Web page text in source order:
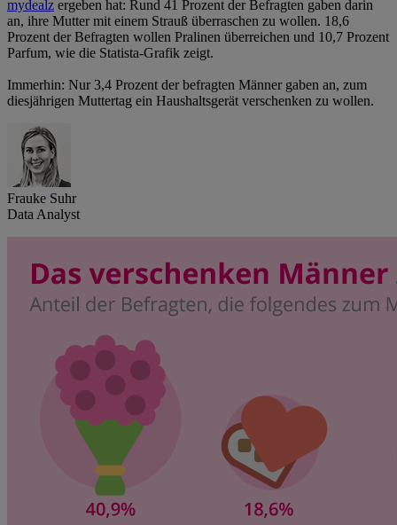
mydealz ergeben hat: Rund 41 Prozent der Befragten gaben darin
an, ihre Mutter mit einem Strauß überraschen zu wollen. 18,6
Prozent der Befragten wollen Pralinen überreichen und 10,7 Prozent
Parfum, wie die Statista-Grafik zeigt.
Immerhin: Nur 3,4 Prozent der befragten Männer gaben an, zum
diesjährigen Muttertag ein Haushaltsgerät verschenken zu wollen.
Frauke Suhr
Data Analyst